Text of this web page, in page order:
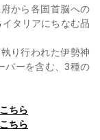
から各国首脳への
タリアにちなむ品
り行われた伊勢神
バーを含む、3種の
ちら
ちら